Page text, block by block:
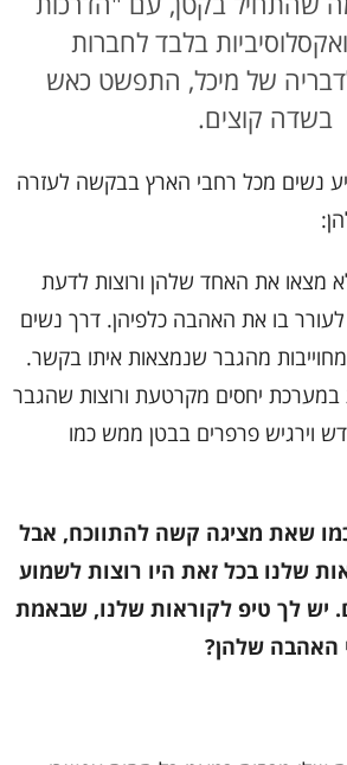
בלבד לחברות
של מיכל, התפשט כאש
בשדה קוצים.
נשים מכל רחבי הארץ בבקשה לעזרה
מצאו את האחד שלהן ורוצות לדעת
לעורר בו את האהבה כלפיהן. דרך נשים
מהגבר שנמצאות איתו בקשר.
יחסים מקרטעת ורוצות שהגבר
וירגיש פרפרים בבטן ממש כמו
שאת מציגה קשה להתווכח, אבל
שלנו בכל זאת היו רוצות לשמוע
יש לך טיפ לקוראות שלנו, שבאמת
האהבה שלהן?